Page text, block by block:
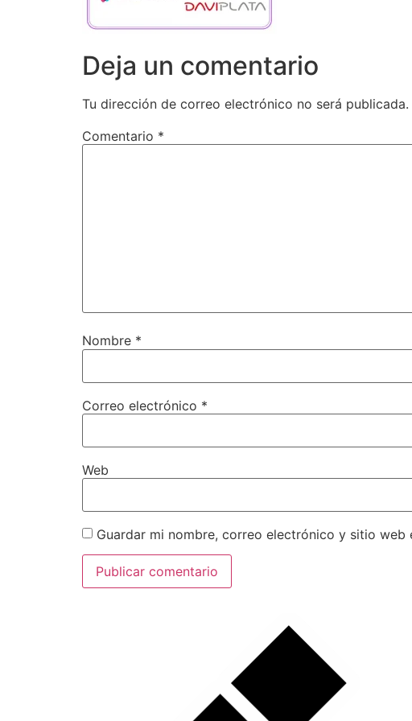
Deja un comentario
Tu dirección de correo electrónico no será publicada.
Comentario *
Nombre *
Correo electrónico *
Web
Guardar mi nombre, correo electrónico y sitio